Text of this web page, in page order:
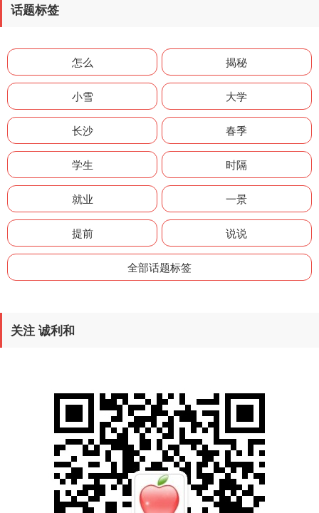
话题标签
怎么 揭秘
小雪 大学
长沙 春季
学生 时隔
就业 一景
提前 说说
全部话题标签
关注 诚利和